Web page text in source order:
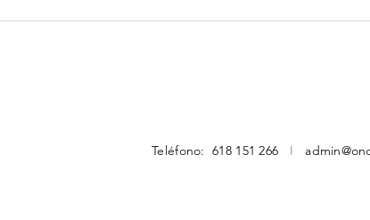
Teléfono: 618 151 266 I